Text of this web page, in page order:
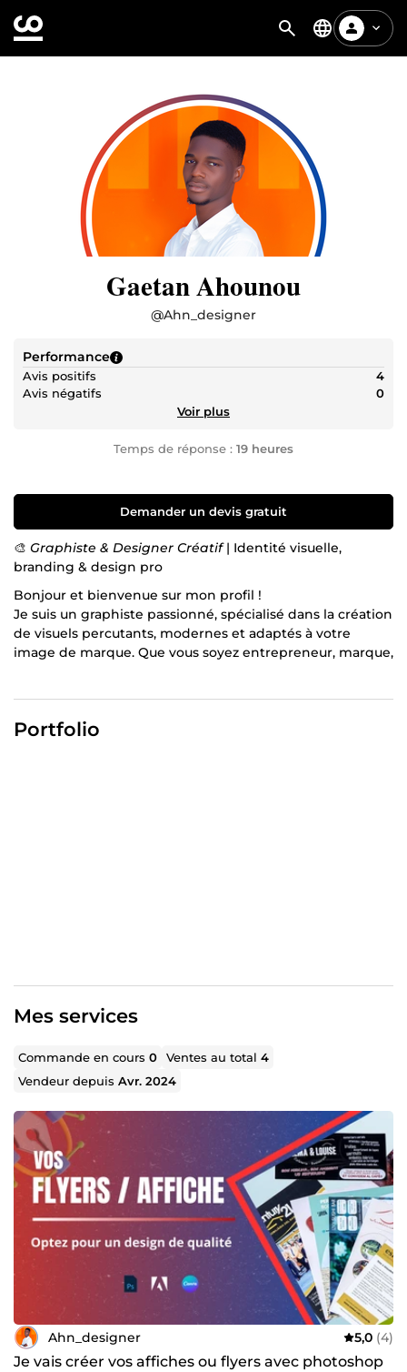
Gaetan Ahounou
@Ahn_designer
Performance
Avis positifs
4
Avis négatifs
0
Voir plus
Temps de réponse : 19 heures
Demander un devis gratuit
🎨 Graphiste & Designer Créatif| Identité visuelle,
branding & design pro
Bonjour et bienvenue sur mon profil !
Je suis un graphiste passionné, spécialisé dans la création
de visuels percutants, modernes et adaptés à votre
image de marque. Que vous soyez entrepreneur, marque,
✅ Logos uniques & mémorables
✅ Affiches, flyers, cartes de visite
Portfolio
Mes services
Commande en cours0 Ventes au total4
Vendeur depuisAvr. 2024
Ahn_designer 5,0 (4)
Je vais créer vos affiches ou flyers avec photoshop